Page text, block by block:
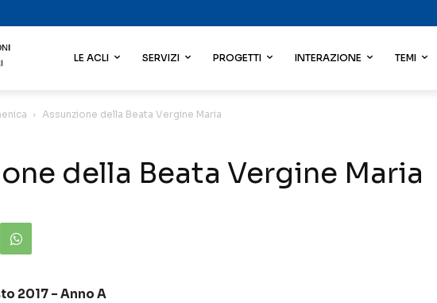
LE ACLI SERVIZI PROGETTI INTERAZIONE TEMI
Assunzione della Beata Vergine Maria
della Beata Vergine Maria
2017 – Anno A